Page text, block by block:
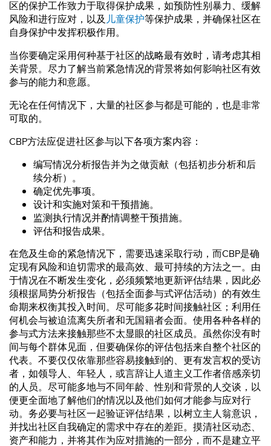
区的保护工作致力于取得保护成果，如预防性别暴力、缓解
风险和进行应对，以及儿童保护等保护成果，并确保社区在
自身保护中发挥积极作用。
当你要确定采用何种基于社区的战略最有效时，请考虑其相
关背景。尽力了解当前紧急情况的背景将如何影响社区有效
参与的能力和意愿。
无论在任何情况下，大量的社区参与都是可能的，也是非常
可取的。
CBP方法应促进社区参与以下各项方案内容：
编写情况分析报告并为之做贡献（包括初步分析和后
续分析）。
确定优先事项。
设计和实施对策和干预措施。
监测执行情况并酌情调整干预措施。
评估和报告成果。
在危及生命的紧急情况下，需要迅速采取行动，而CBP是确
定现有风险和迫切需求的最高效、最可持续的方法之一。由
于情况在不断发生变化，必须频繁地更新评估结果，因此必
须根据局势分析报告（包括全面参与式评估活动）的有效生
命期来权衡其投入时间。尽可能多花时间接触社区；利用任
何机会与被迫流离失所者和无国籍者会面。使用各种各样的
参与式方法来接触那些不太显眼的社区成员。虽然你没有时
间与每个群体见面，但要确保你的评估包括来自整个社区的
代表。不要仅仅依靠那些容易接触到的、更有发言权的受访
者，如领导人、年轻人，或言辞让人道主义工作者倍感亲切
的人员。尽可能多地与不同年龄、性别和背景的人交谈，以
便更全面地了解他们的情况以及他们如何才能参与应对行
动。务必要与社区一起验证评估结果，以树立主人翁意识，
并找出社区自我确定的需求中存在的差距。摸清社区动态、
资产和能力，并将其作为应对措施的一部分，而不是建立平